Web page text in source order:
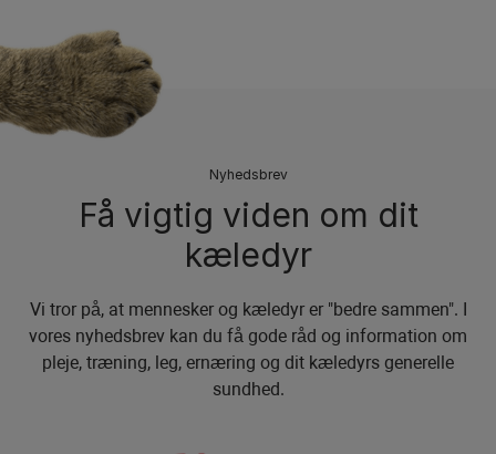
Nyhedsbrev
Få vigtig viden om dit
kæledyr
Vi tror på, at mennesker og kæledyr er "bedre sammen". I
vores nyhedsbrev kan du få gode råd og information om
pleje, træning, leg, ernæring og dit kæledyrs generelle
sundhed.